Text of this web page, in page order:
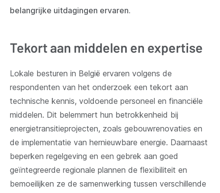
belangrijke uitdagingen ervaren.
Tekort aan middelen en expertise
Lokale besturen in België ervaren volgens de
respondenten van het onderzoek een tekort aan
technische kennis, voldoende personeel en financiële
middelen. Dit belemmert hun betrokkenheid bij
energietransitieprojecten, zoals gebouwrenovaties en
de implementatie van hernieuwbare energie. Daarnaast
beperken regelgeving en een gebrek aan goed
geïntegreerde regionale plannen de flexibiliteit en
bemoeilijken ze de samenwerking tussen verschillende